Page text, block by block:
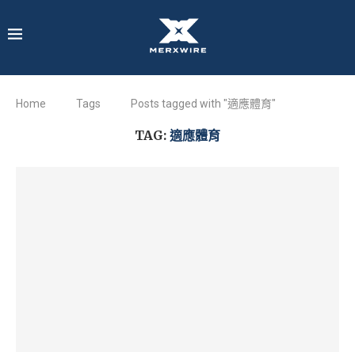
Home Tags Posts tagged with "適應體育"
TAG: 適應體育